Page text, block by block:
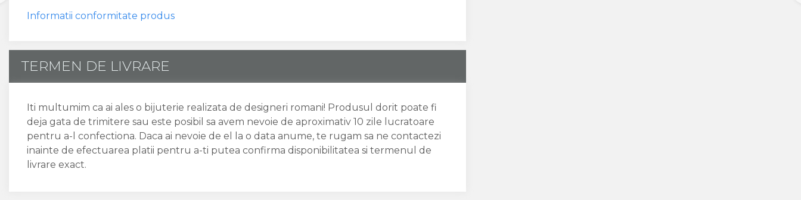
Informatii conformitate produs
TERMEN DE LIVRARE
Iti multumim ca ai ales o bijuterie realizata de designeri romani! Produsul dorit poate fi
deja gata de trimitere sau este posibil sa avem nevoie de aproximativ 10 zile lucratoare
pentru a-l confectiona. Daca ai nevoie de el la o data anume, te rugam sa ne contactezi
inainte de efectuarea platii pentru a-ti putea confirma disponibilitatea si termenul de
livrare exact.